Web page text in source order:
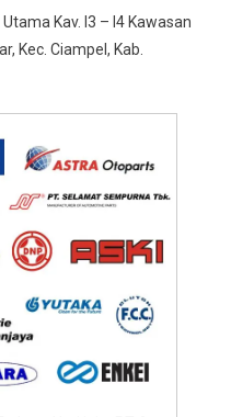
Kav. I3 – I4 Kawasan
Kec. Ciampel, Kab.